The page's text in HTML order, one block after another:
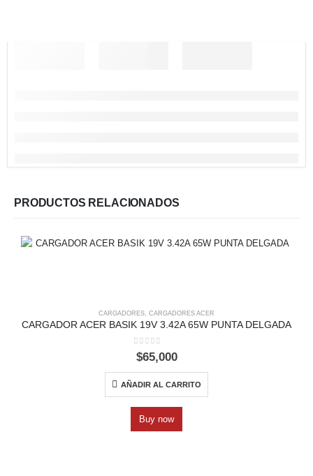
PRODUCTOS RELACIONADOS
CARGADORES, CARGADORES ACER
CARGADOR ACER BASIK 19V 3.42A 65W PUNTA DELGADA
0out of 5
$65,000
AÑADIR AL CARRITO
Buy now